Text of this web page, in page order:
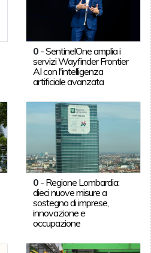
0 -SentinelOne amplia i
servizi Wayfinder Frontier
AI con l'intelligenza
artificiale avanzata
0 - Regione Lombardia:
dieci nuove misure a
sostegno di imprese,
innovazione e
occupazione